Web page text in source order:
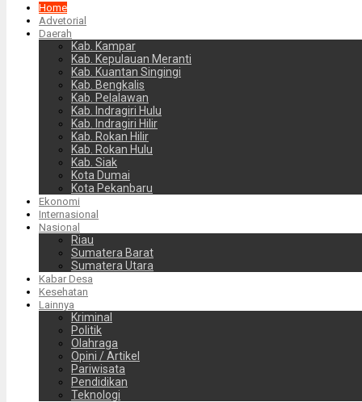
Home
Advetorial
Daerah
Kab. Kampar
Kab. Kepulauan Meranti
Kab. Kuantan Singingi
Kab. Bengkalis
Kab. Pelalawan
Kab. Indragiri Hulu
Kab. Indragiri Hilir
Kab. Rokan Hilir
Kab. Rokan Hulu
Kab. Siak
Kota Dumai
Kota Pekanbaru
Ekonomi
Internasional
Nasional
Riau
Sumatera Barat
Sumatera Utara
Kabar Desa
Kesehatan
Lainnya
Kriminal
Politik
Olahraga
Opini / Artikel
Pariwisata
Pendidikan
Teknologi